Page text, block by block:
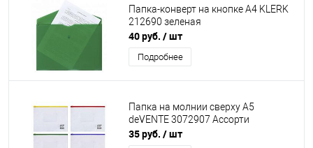
Папка-конверт на кнопке А4 KLERK
212690 зеленая
40 руб. / шт
Подробнее
Папка на молнии сверху А5
deVENTE 3072907 Ассорти
35 руб. / шт